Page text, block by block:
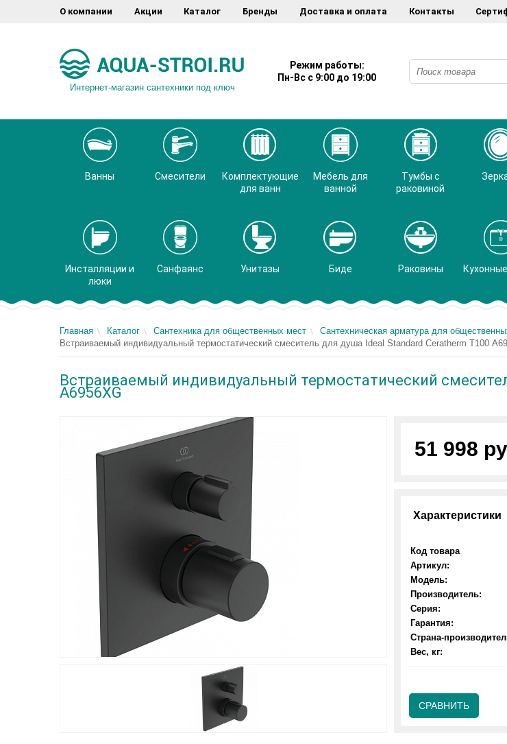
О компании Акции Каталог Бренды Доставка и оплата Контакты
Интернет-магазин сантехники под ключ
Режим работы:
Пн-Вс с 9:00 до 19:00
Ванны Смесители
Комплектующие
для ванн
Мебель для
ванной
Тумбы с
раковиной
Инсталляции и
люки
Санфаянс Унитазы Биде Раковины
Главная Каталог Сантехника для общественных мест Сантехническая арматура для
Встраиваемый индивидуальный термостатический смеситель для душа Ideal Standard Ceratherm Т100
Встраиваемый индивидуальный термостатический
A6956XG
51 998
Характеристики
Код товара
Артикул:
Модель:
Производитель:
Серия:
Гарантия:
Страна-
Вес, кг:
СРАВНИТЬ